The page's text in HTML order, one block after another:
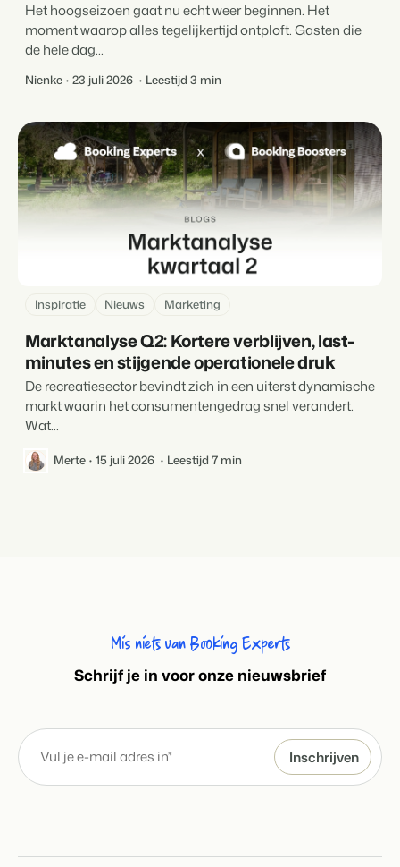
Het hoogseizoen gaat nu echt weer beginnen. Het
moment waarop alles tegelijkertijd ontploft. Gasten die
de hele dag...
Nienke 23 juli 2026 Leestijd 3 min
Inspiratie Nieuws Marketing
Marktanalyse Q2: Kortere verblijven, last-
minutes en stijgende operationele druk
De recreatiesector bevindt zich in een uiterst dynamische
markt waarin het consumentengedrag snel verandert.
Wat...
Merte 15 juli 2026 Leestijd 7 min
Mis niets van Booking Experts
Schrijf je in voor onze nieuwsbrief